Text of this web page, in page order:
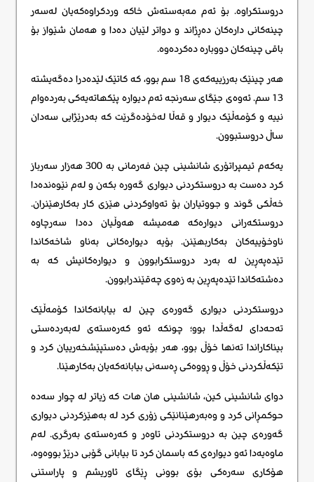
دروستکراوە. بۆ ئەم مەبەستەش خاکە وردکراوەکەیان لەسەر
چینەکانی دارەکان دەڕژاند و دواتر لێیان دەدا و هەمان شێواز بۆ
باقی چینەکان دووبارە دەکردەوە.
هەر چینێک بەرزییەکەی 18 سم بوو، کە کاتێک لێدەدرا دەگەیشتە
13 سم. ئەوەی جێگای سەرنجە ئەم دیوارە پێکهاتەیەکی بەردەوام
نییە و کۆمەڵێک دیوار و قەڵا لەخۆدەگرێت کە بەدرێژایی سەدان
ساڵ دروستبوون.
یەکەم ئیمپراتۆری شانشینی چین فەرمانی بە 300 هەزار سەرباز
کرد دەست بە دروستکردنی دیواری گەورە بکەن و لەم نێوەندەدا
خەڵکی گوند و جووتیاران بۆ تەواوکردنی هێزی کار بەکارهێنران.
دروستکەرانی دیوارەکە هەمیشە هەوڵیان دەدا سەرچاوە
ناوخۆییەکان بەکاربهێنن. بۆیە دیوارەکانی بەناو شاخەکاندا
تێدەپەڕین لە بەرد دروستکرابوون و دیوارەکانیش کە بە
دەشتەکاندا تێدەپەڕین بە زەوی چەقێندرابوون.
دروستکردنی دیواری گەورەی چین لە بیابانەکاندا کۆمەڵێک
تەحەدای لەگەڵدا بوو؛ چونکە ئەو کەرەستەی لەبەردەستی
بیناکاراندا تەنها خۆڵ بوو، هەر بۆیەش دەستپێشخەرییان کرد و
تێکەڵکردنی خۆڵ و ڕووەکی ڕەسەنی بیابانەکەیان بەکارهێنا.
دوای شانشینی کین، شانشینی هان هات کە زیاتر لە چوار سەدە
حوکمڕانی کرد و وەبەرهێنانێکی زۆری کرد لە بەهێزکردنی دیواری
گەورەی چین بە دروستکردنی تاوەر و کەرەستەی بەرگری. لەم
ماوەیەدا ئەو دیوارەی کە باسمان کرد تا بیابانی گۆبی درێژ بووەوە،
هۆکاری سەرەکی بۆی بوونی ڕێگای ئاوریشم و پاراستنی